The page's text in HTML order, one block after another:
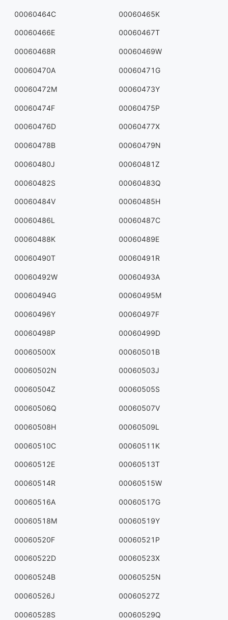
00060464C 00060465K
00060466E 00060467T
00060468R 00060469W
00060470A 00060471G
00060472M 00060473Y
00060474F 00060475P
00060476D 00060477X
00060478B 00060479N
00060480J 00060481Z
00060482S 00060483Q
00060484V 00060485H
00060486L 00060487C
00060488K 00060489E
00060490T 00060491R
00060492W 00060493A
00060494G 00060495M
00060496Y 00060497F
00060498P 00060499D
00060500X 00060501B
00060502N 00060503J
00060504Z 00060505S
00060506Q 00060507V
00060508H 00060509L
00060510C 00060511K
00060512E 00060513T
00060514R 00060515W
00060516A 00060517G
00060518M 00060519Y
00060520F 00060521P
00060522D 00060523X
00060524B 00060525N
00060526J 00060527Z
00060528S 00060529Q